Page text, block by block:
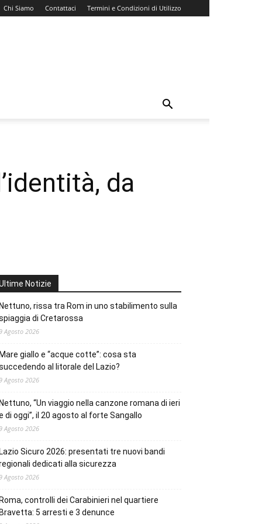
Chi Siamo Contattaci Termini e Condizioni di Utilizzo
da
Notizie
Nettuno, rissa tra Rom in uno stabilimento sulla
di Cretarossa
Agosto 2026
Mare giallo e “acque cotte”: cosa sta
al litorale del Lazio?
Agosto 2026
Nettuno, “Un viaggio nella canzone romana di ieri
di oggi”, il 20 agosto al forte Sangallo
Agosto 2026
Lazio Sicuro 2026: presentati tre nuovi bandi
dedicati alla sicurezza
Agosto 2026
Roma, controlli dei Carabinieri nel quartiere
Bravetta: 5 arresti e 3 denunce